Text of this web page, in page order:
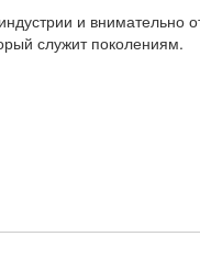
и внимательно
служит поколениям.
Сообщение